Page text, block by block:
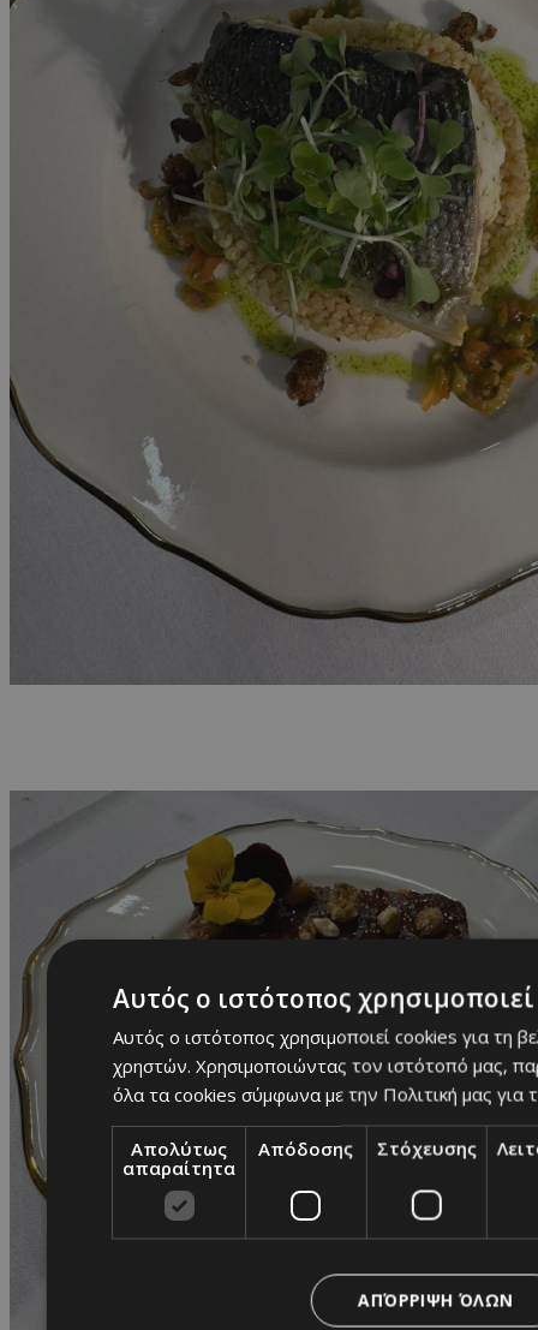
Αυτός ο ιστότοπος
Αυτός ο ιστότοπος χρησιμοποιεί cookies για τη
χρηστών. Χρησιμοποιώντας τον ιστότοπό μας,
όλα τα cookies σύμφωνα με την Πολιτική μας για
Απολύτως
απαραίτητα
Απόδοσης Στόχευσης
ΑΠΌΡΡΙΨΗ ΌΛΩΝ